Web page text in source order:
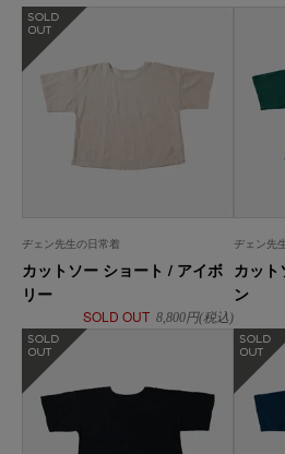
ヂェン先生の日常着
カットソー ショート / アイボ
リー
SOLD OUT 8,800円(税込)
ヂェン先
カッ
ン